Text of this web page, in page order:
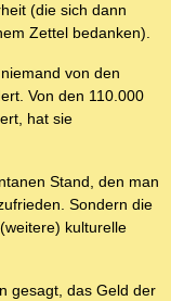
(die sich dann
Zettel bedanken).
von den
Von den 110.000
hat sie
Stand, den man
Sondern die
kulturelle
gesagt, das Geld der